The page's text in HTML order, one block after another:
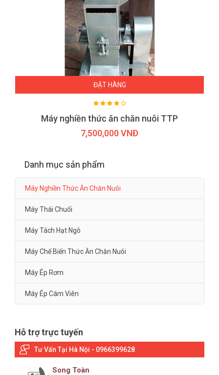
ĐẶT HÀNG
Máy nghiền thức ăn chăn nuôi TTP
7,500,000 VNĐ
Danh mục sản phẩm
Máy Nghiền Thức Ăn Chăn Nuôi
Máy Thái Chuối
Máy Tách Hạt Ngô
Máy Chế Biến Thức Ăn Chăn Nuôi
Máy Ép Rơm
Máy Ép Cám Viên
Hỗ trợ trực tuyến
Tư Vấn Tại Hà Nội - 0966399628
Song Toàn